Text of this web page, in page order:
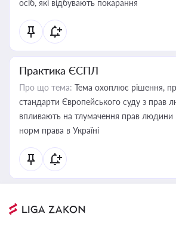
осіб, які відбувають покарання
Практика ЄСПЛ
Про що тема: Тема охоплює рішення,
стандарти Європейського суду з прав
впливають на тлумачення прав людини
норм права в Україні